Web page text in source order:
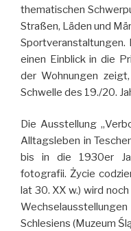
thematischen
Straßen, Läden und
einen Einblick in die
der Wohnungen
Schwelle des 19./20.
Die Ausstellung
Alltagsleben in
bis in die 1930er
fotografii. Życie
lat 30. XX w.) wird
Schlesiens (Muzeum